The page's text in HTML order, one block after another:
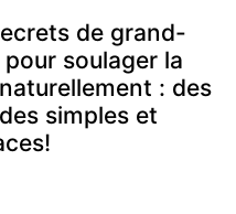
de grand-
pour soulager la
: des
simples et